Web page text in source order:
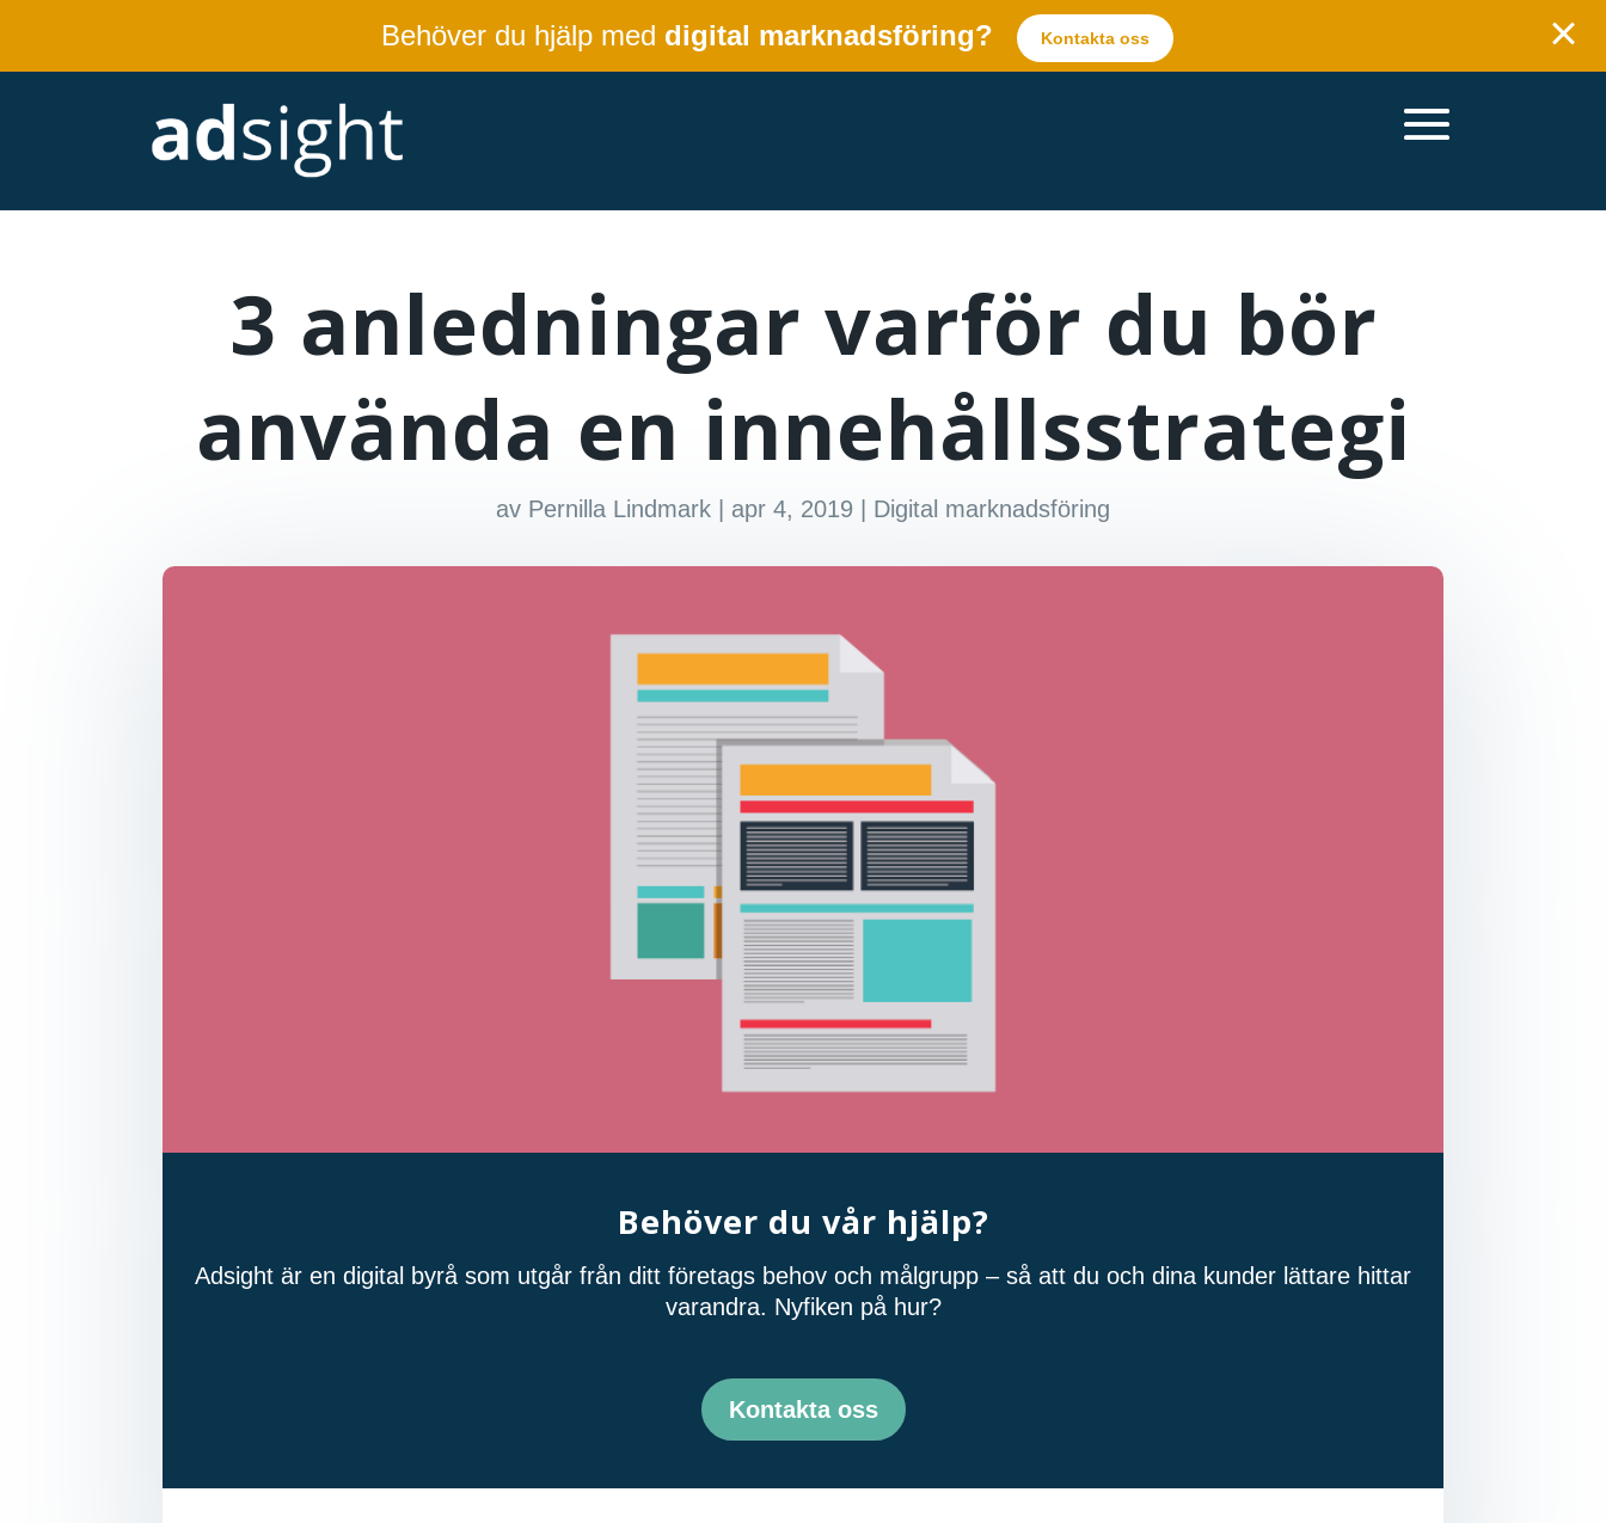
Behöver du hjälp med digital marknadsföring? Kontakta oss
3 anledningar varför du bör
använda en innehållsstrategi
av Pernilla Lindmark apr 4, 2019 Digital marknadsföring
Behöver du vår hjälp?
Adsight är en digital byrå som utgår från ditt företags behov och målgrupp – så att du och dina kunder lättare hittar
varandra. Nyfiken på hur?
Kontakta oss